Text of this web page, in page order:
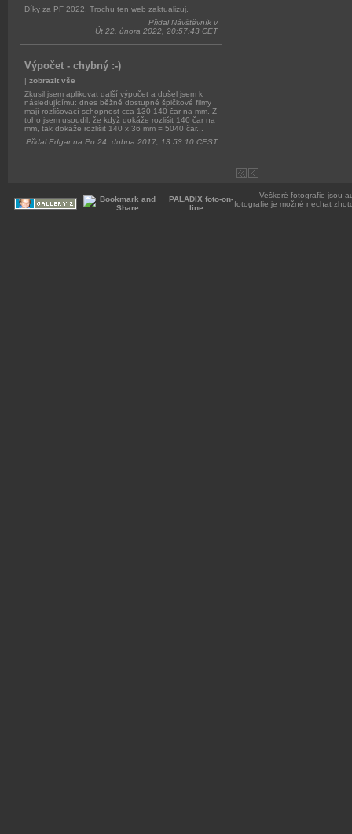
Díky za PF 2022. Trochu ten web zaktualizuj.
Přidal Návštěvník v
Út 22. února 2022, 20:57:43 CET
Výpočet - chybný :-)
| zobrazit vše
Zkusil jsem aplikovat další výpočet a došel jsem k
následujícímu: dnes běžně dostupné špičkové filmy
mají rozlišovací schopnost cca 130-140 čar na mm. Z
toho jsem usoudil, že když dokáže rozlišit 140 čar na
mm, tak dokáže rozlišit 140 x 36 mm = 5040 čar...
Přidal Edgar na Po 24. dubna 2017, 13:53:10 CEST
PALADIX foto-on-
line
Veškeré fotografie jsou
fotografie je možné nechat